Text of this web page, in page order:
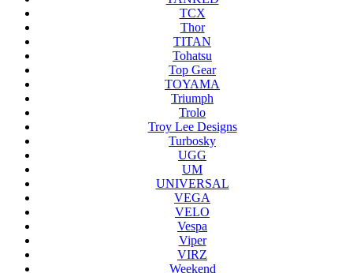
TCX
Thor
TITAN
Tohatsu
Top Gear
TOYAMA
Triumph
Trolo
Troy Lee Designs
Turbosky
UGG
UM
UNIVERSAL
VEGA
VELO
Vespa
Viper
VIRZ
Weekend